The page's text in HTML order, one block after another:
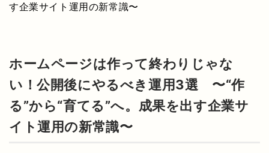
す企業サイト運用の新常識〜
ホームページは作って終わりじゃな
い！公開後にやるべき運用3選 〜“作
る”から“育てる”へ。成果を出す企業サ
イト運用の新常識〜